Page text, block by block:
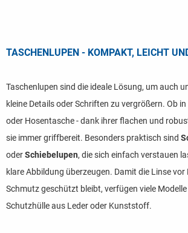
TASCHENLUPEN - KOMPAKT, LEICHT
Taschenlupen sind die ideale Lösung, um auch
kleine Details oder Schriften zu vergrößern. Ob
oder Hosentasche - dank ihrer flachen und
sie immer griffbereit. Besonders praktisch sind
oderSchiebelupen, die sich einfach verstauen
klare Abbildung überzeugen. Damit die Linse vor
Schmutz geschützt bleibt, verfügen viele
Schutzhülle aus Leder oder Kunststoff.